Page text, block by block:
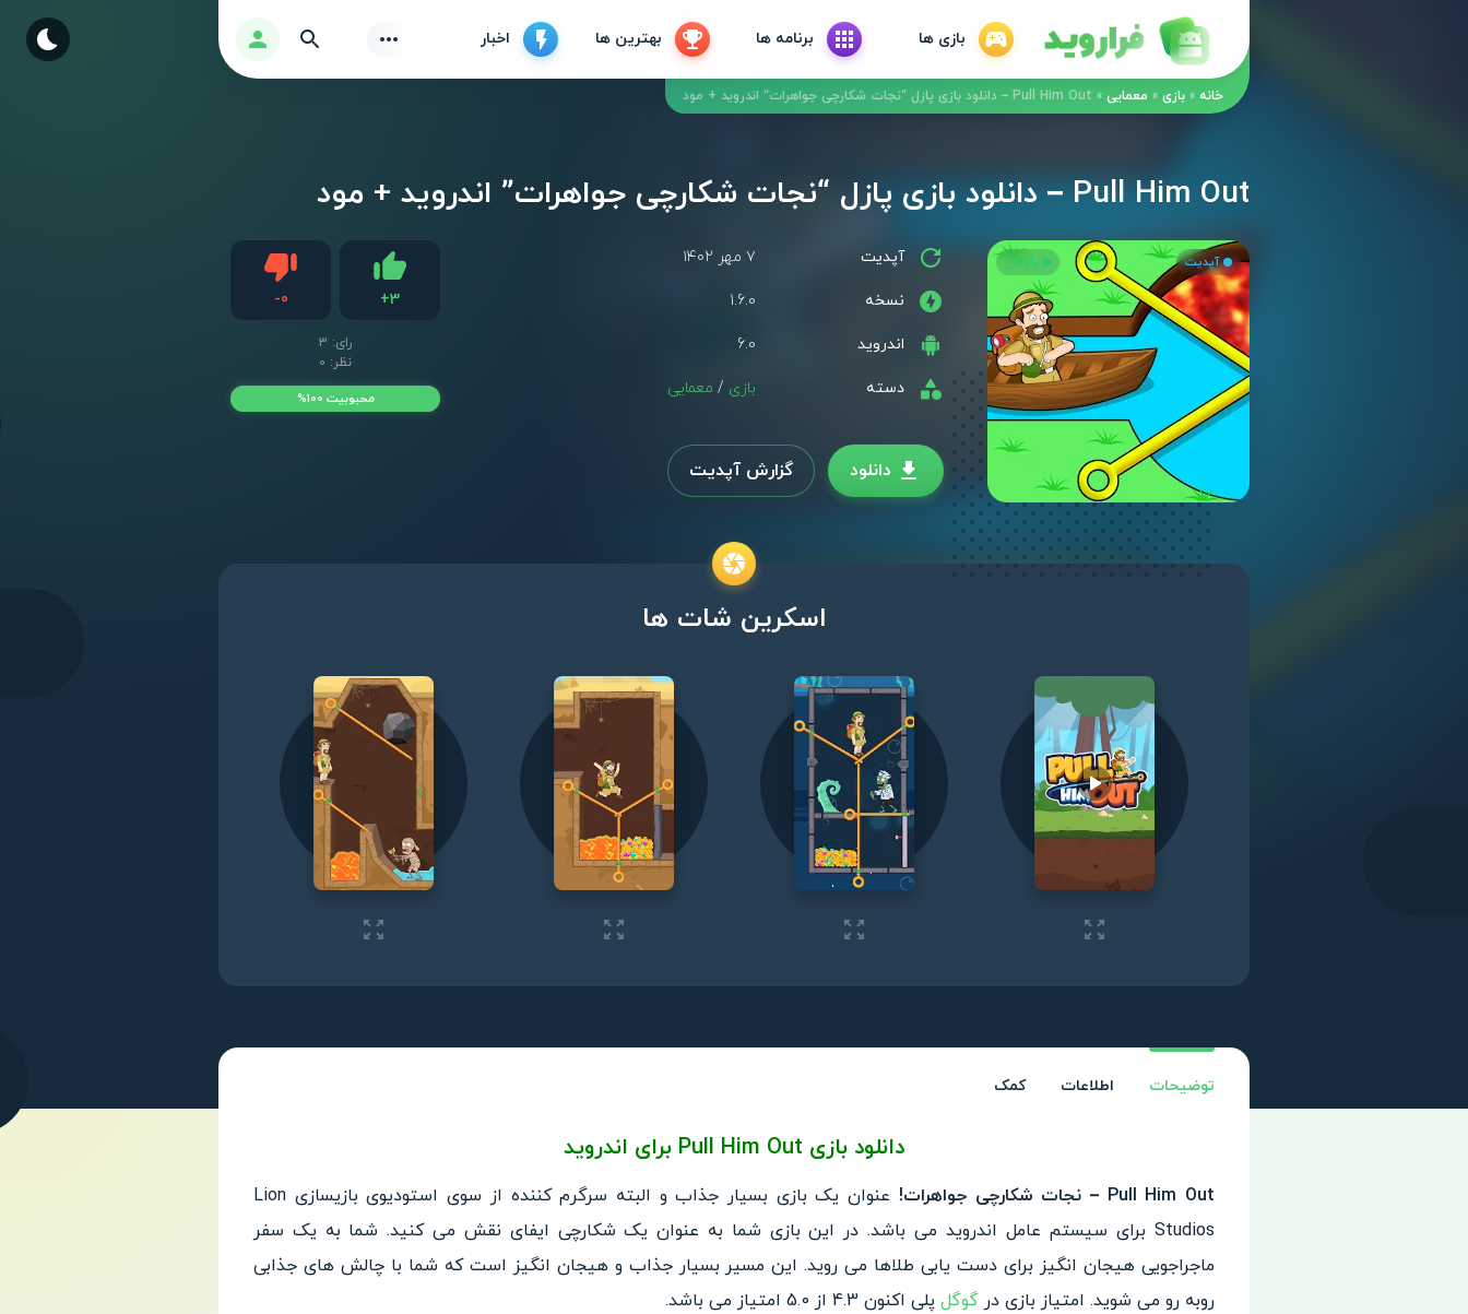
بازی ها برنامه ها بهترین ها اخبار ورود Find
خانه » بازی » معمایی » Pull Him Out – دانلود بازی پازل “نجات شکارچی جواهرات” اندروید + مود
Pull Him Out – دانلود بازی پازل “نجات شکارچی جواهرات” اندروید + مود
آپدیت رایگان آپدیت ۷ مهر ۱۴۰۲
نسخه 1.6.0
اندروید 6.0
دسته بازی / معمایی
+3
لایک
-0دیس لایک
رای: 3
نظر: 0
محبوبیت 100%
دانلود گزارش آپدیت
اسکرین شات ها
Play video
توضیحات اطلاعات کمک
دانلود بازی Pull Him Out برای اندروید
Pull Him Out – نجات شکارچی جواهرات! عنوان یک بازی بسیار جذاب و البته سرگرم کننده از سوی استودیوی بازیسا
زی Lion
Studios برای سیستم عامل اندروید
می باشد. در این بازی شما به عنوان یک شکارچی ایفای نقش می کنید. شما به یک سفر
ماجراجویی هیجان انگیز برای دست یابی طلاها می روید. این مسیر بسیار جذاب و هیجان انگیز است که شما با چالش های جذابی
روبه رو می شوید. امتیاز بازی در گوگل پلی اکنون 4.3 از 5.0 امتیاز می باشد.